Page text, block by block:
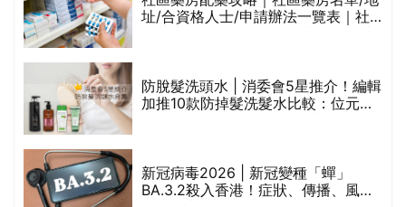
址/合資格人士/申請辦法一覽表｜社
防脫髮洗頭水 | 消委會5星推介！編輯
加推10款防掉髮洗髮水比較：位元
新冠病毒2026 | 新冠變種「蟬」
BA.3.2殺入香港！症狀、傳播、風險